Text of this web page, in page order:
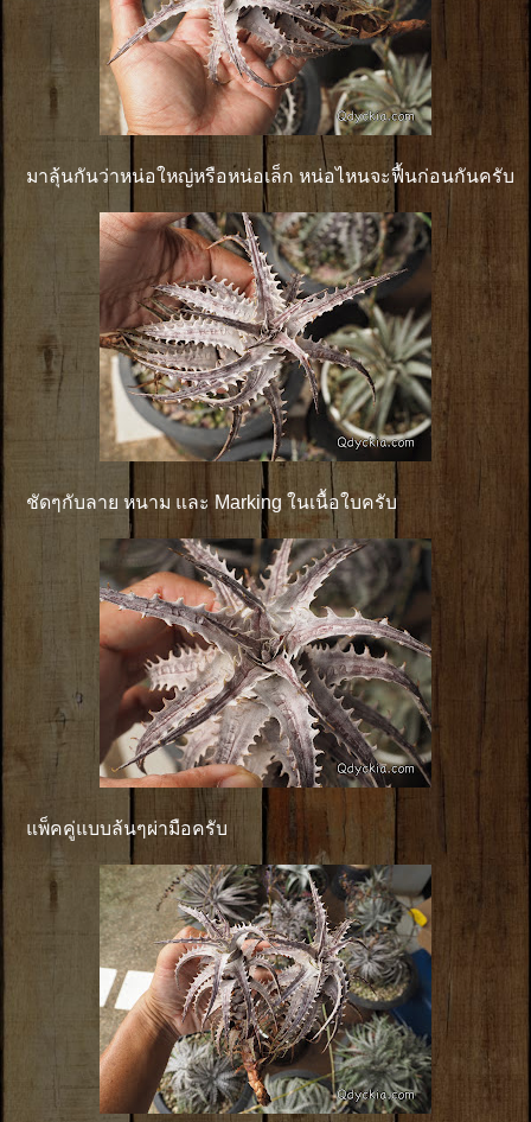
มาลุ้นกันว่าหน่อใหญ่หรือหน่อเล็ก หน่อไหนจะฟื้นก่อนกันครับ
ชัดๆกับลาย หนาม และ Marking ในเนื้อใบครับ
แพ็คคู่แบบล้นๆผ่ามือครับ